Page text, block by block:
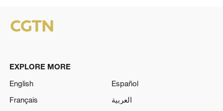
EXPLORE MORE
English
Español
Français
العربية